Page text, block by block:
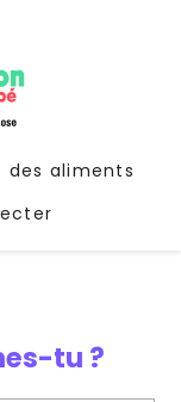
des aliments
tu ?